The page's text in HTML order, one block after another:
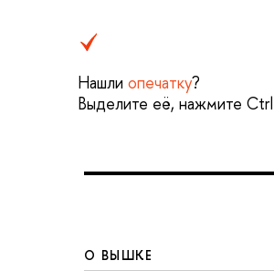
Нашли опечатку?
Выделите её, нажмите
О ВЫШКЕ